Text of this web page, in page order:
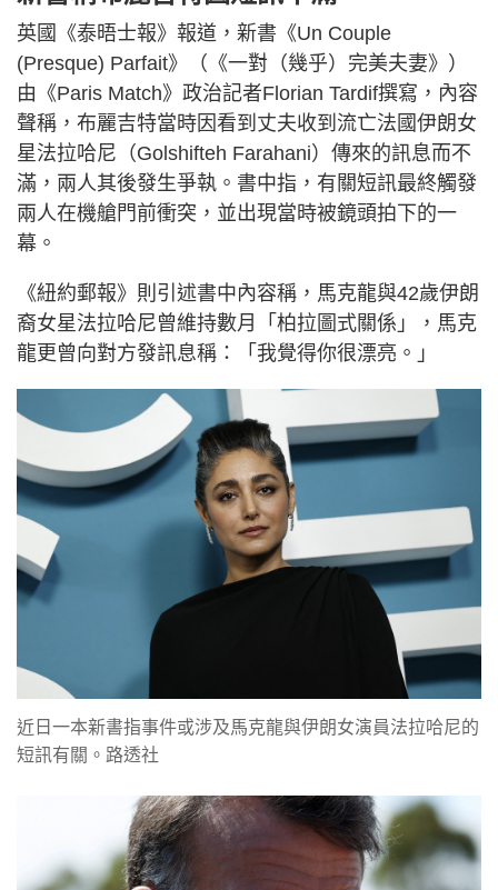
英國《泰晤士報》報道，新書《Un Couple
(Presque) Parfait》（《一對（幾乎）完美夫妻》）
由《Paris Match》政治記者Florian Tardif撰寫，內容
聲稱，布麗吉特當時因看到丈夫收到流亡法國伊朗女
星法拉哈尼（Golshifteh Farahani）傳來的訊息而不
滿，兩人其後發生爭執。書中指，有關短訊最終觸發
兩人在機艙門前衝突，並出現當時被鏡頭拍下的一
幕。
《紐約郵報》則引述書中內容稱，馬克龍與42歲伊朗
裔女星法拉哈尼曾維持數月「柏拉圖式關係」，馬克
龍更曾向對方發訊息稱：「我覺得你很漂亮。」
近日一本新書指事件或涉及馬克龍與伊朗女演員法拉哈尼的
短訊有關。路透社